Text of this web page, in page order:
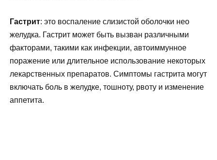
Гастрит: это воспаление слизистой оболочки нео
желудка. Гастрит может быть вызван различными
факторами, такими как инфекции, автоиммунное
поражение или длительное использование некоторых
лекарственных препаратов. Симптомы гастрита могут
включать боль в желудке, тошноту, рвоту и изменение
аппетита.